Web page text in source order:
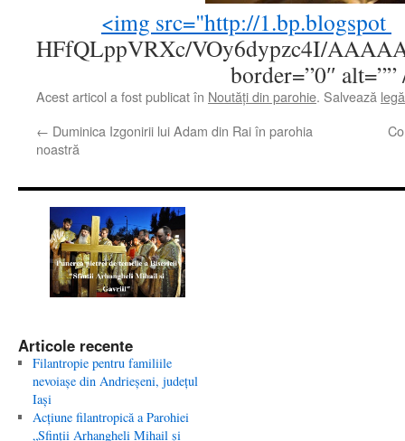
<img src="http://1.bp.blogspot
HFfQLppVRXc/VOy6dypzc4I/
border=”0″ alt=””
Acest articol a fost publicat în Noutăţi din parohie. Salvează
← Duminica Izgonirii lui Adam din Rai în parohia
noastră
Articole recente
Filantropie pentru familiile
nevoiaşe din Andrieşeni, judeţul
Iaşi
Acţiune filantropică a Parohiei
„Sfinţii Arhangheli Mihail şi